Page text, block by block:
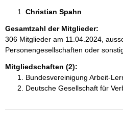
Christian Spahn
Gesamtzahl der Mitglieder:
306 Mitglieder am 11.04.2024,
Personengesellschaften oder
Mitgliedschaften (2):
Bundesvereinigung Arbeit-
Deutsche Gesellschaft für